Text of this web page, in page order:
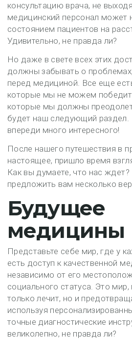
консультацию врача, не
медицинский персонал может
состоянием пациентов на
Удивительно, не правда ли?
Но даже в свете всех этих
должны забывать о
перед медициной. Все еще
которые мы не можем
которые мы должны
будет наш следующий раздел.
впереди много интересного!
После нашего путешествия в
настоящее, пришло время
Как вы думаете, что нас ждет?
предложить вам несколько
Будущее
медицины
Представьте себе мир, где у
есть доступ к качественной
независимо от его
социального статуса. Это
только лечит, но и
используя
точные диагностические
великолепно, не правда ли?